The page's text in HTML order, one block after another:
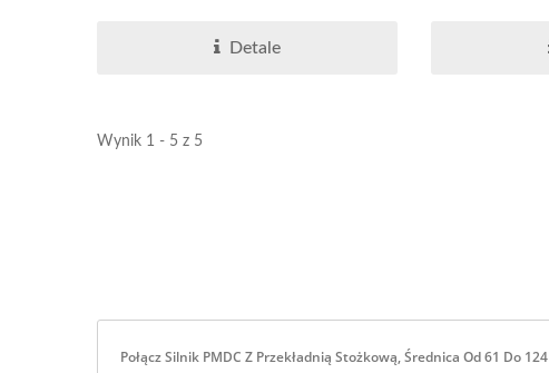
Detale
Wynik 1 - 5 z 5
Połącz Silnik PMDC Z Przekładnią Stożkową, Średnica Od 61 Do